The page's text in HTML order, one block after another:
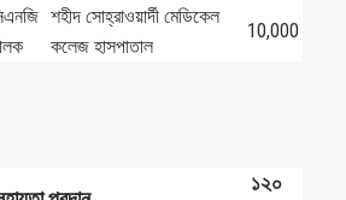
শহীদ সোহ্‌রাওয়ার্দী মেডিকেল
কলেজ হাসপাতাল
10,000
১২০